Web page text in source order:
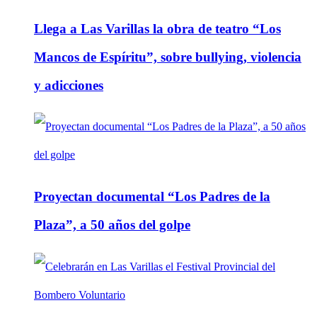
Llega a Las Varillas la obra de teatro “Los
Mancos de Espíritu”, sobre bullying, violencia
y adicciones
Proyectan documental “Los Padres de la
Plaza”, a 50 años del golpe